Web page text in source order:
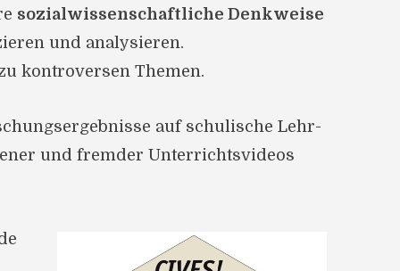
sozialwissenschaftliche Denkweise
und analysieren.
kontroversen Themen.
auf schulische Lehr-
und fremder Unterrichtsvideos